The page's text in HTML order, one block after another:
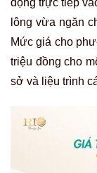
lông vừa ngăn
Mức giá cho
triệu đồng cho
sở và liệu trình